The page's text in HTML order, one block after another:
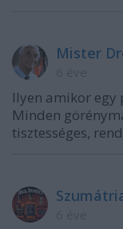
Mister
Ilyen amikor
Minden
tisztességes,